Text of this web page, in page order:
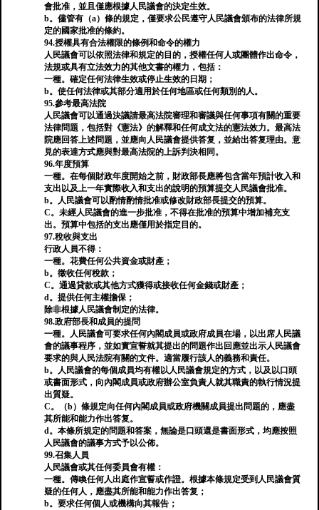
會批准，並且僅應根據人民議會的決定生效。
b。儘管有（a）條的規定，僅要求公民遵守人民議會頒布的法律所規
定的國家批准的條約。
94.授權具有合法權限的條例和命令的權力
人民議會可以依照法律和規定的目的，授權任何人或團體作出命令，
法規或具有立法效力的其他文書的權力，包括：
一種。確定任何法律生效或停止生效的日期；
b。使任何法律或其部分適用於任何地區或任何類別的人。
95.參考最高法院
人民議會可以通過決議請最高法院審理和審議與任何事項有關的重要
法律問題，包括對《憲法》的解釋和任何成文法的憲法效力。最高法
院應回答上述問題，並應向人民議會提供答复，並給出答复理由。意
見的表達方式應與對最高法院的上訴判決相同。
96.年度預算
一種。在每個財政年度開始之前，財政部長應將包含當年預計收入和
支出以及上一年實際收入和支出的說明的預算提交人民議會批准。
b。人民議會可以酌情酌情批准或修改財政部長提交的預算。
C。未經人民議會的進一步批准，不得在批准的預算中增加補充支
出。預算中包括的支出應僅用於指定目的。
97.稅收與支出
行政人員不得：
一種。花費任何公共資金或財產；
b。徵收任何稅款；
C。通過貸款或其他方式獲得或接收任何金錢或財產；
d。提供任何主權擔保；
除非根據人民議會制定的法律。
98.政府部長和成員的提問
一種。人民議會可要求任何內閣成員或政府成員在場，以出席人民議
會的議事程序，並如實宣誓就其提出的問題作出回應並出示人民議會
要求的與人民法院有關的文件。適當履行該人的義務和責任。
b。人民議會的每個成員均有權以人民議會規定的方式，以及以口頭
或書面形式，向內閣成員或政府辦公室負責人就其職責的執行情況提
出質疑。
C。（b）條規定向任何內閣成員或政府機關成員提出問題的，應盡
其所能和能力作出答复。
d。本條所規定的問題和答案，無論是口頭還是書面形式，均應按照
人民議會的議事方式予以公佈。
99.召集人員
人民議會或其任何委員會有權：
一種。傳喚任何人出庭作宣誓或作證。根據本條規定受到人民議會質
疑的任何人，應盡其所能和能力作出答复；
b。要求任何個人或機構向其報告；